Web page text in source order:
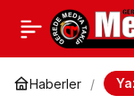
Haberler
ÇÖZÜM –